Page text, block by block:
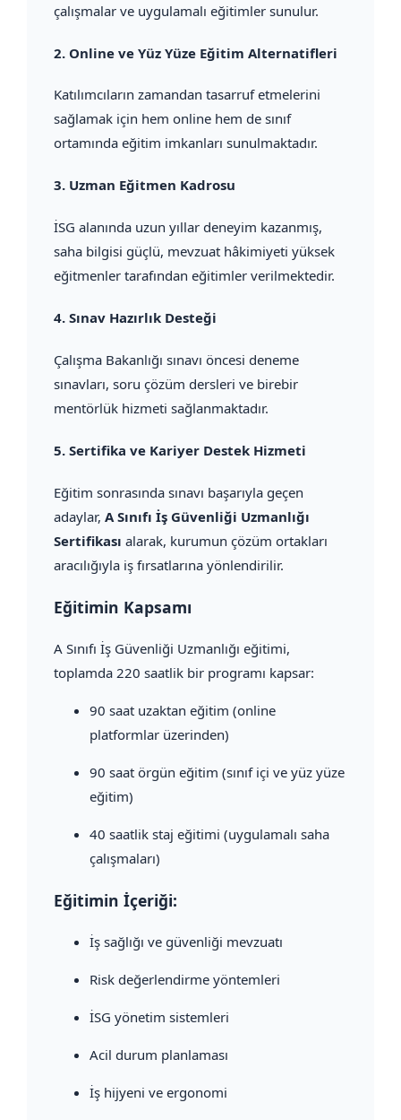
çalışmalar ve uygulamalı eğitimler sunulur.
2. Online ve Yüz Yüze Eğitim Alternatifleri
Katılımcıların zamandan tasarruf etmelerini
sağlamak için hem online hem de sınıf
ortamında eğitim imkanları sunulmaktadır.
3. Uzman Eğitmen Kadrosu
İSG alanında uzun yıllar deneyim kazanmış,
saha bilgisi güçlü, mevzuat hâkimiyeti yüksek
eğitmenler tarafından eğitimler verilmektedir.
4. Sınav Hazırlık Desteği
Çalışma Bakanlığı sınavı öncesi deneme
sınavları, soru çözüm dersleri ve birebir
mentörlük hizmeti sağlanmaktadır.
5. Sertifika ve Kariyer Destek Hizmeti
Eğitim sonrasında sınavı başarıyla geçen
adaylar, A Sınıfı İş Güvenliği Uzmanlığı
Sertifikası alarak, kurumun çözüm ortakları
aracılığıyla iş fırsatlarına yönlendirilir.
Eğitimin Kapsamı
A Sınıfı İş Güvenliği Uzmanlığı eğitimi,
toplamda 220 saatlik bir programı kapsar:
90 saat uzaktan eğitim (online
platformlar üzerinden)
90 saat örgün eğitim (sınıf içi ve yüz yüze
eğitim)
40 saatlik staj eğitimi (uygulamalı saha
çalışmaları)
Eğitimin İçeriği:
İş sağlığı ve güvenliği mevzuatı
Risk değerlendirme yöntemleri
İSG yönetim sistemleri
Acil durum planlaması
İş hijyeni ve ergonomi